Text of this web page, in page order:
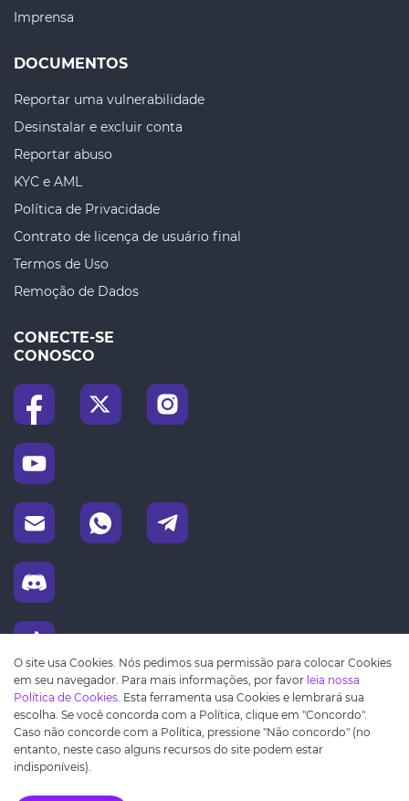
Imprensa
DOCUMENTOS
Reportar uma vulnerabilidade
Desinstalar e excluir conta
Reportar abuso
KYC e AML
Política de Privacidade
Contrato de licença de usuário final
Termos de Uso
Remoção de Dados
CONECTE-SE
CONOSCO
O site usa Cookies. Nós pedimos sua permissão para colocar Cookies
em seu navegador. Para mais informações, por favor leia nossa
Política de Cookies. Esta ferramenta usa Cookies e lembrará sua
escolha. Se você concorda com a Política, clique em "Concordo".
Caso não concorde com a Política, pressione "Não concordo" (no
entanto, neste caso alguns recursos do site podem estar
indisponíveis).